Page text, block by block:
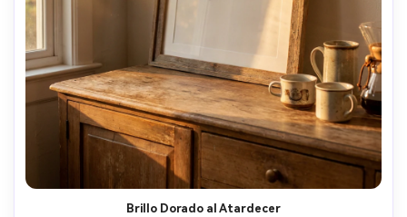
Brillo Dorado al Atardecer